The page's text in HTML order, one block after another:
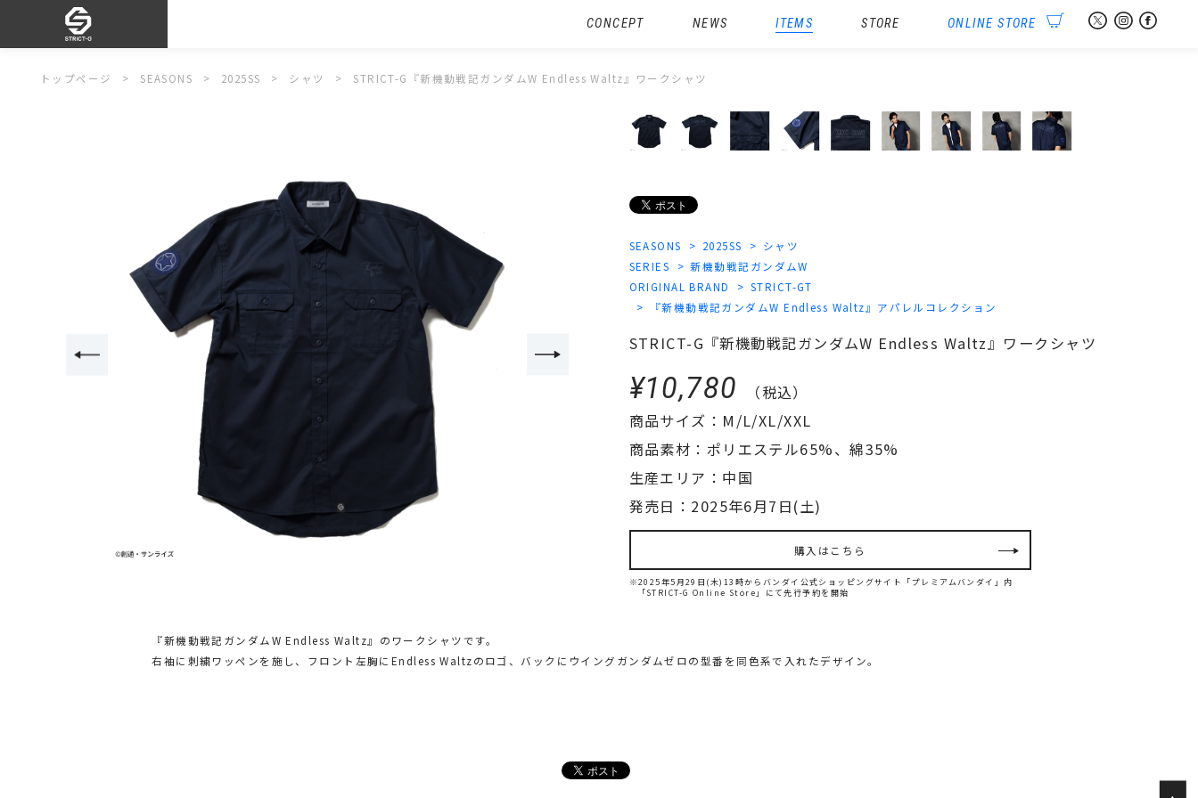
ITEMS
CONCEPT NEWS STORE ONLINE STORE
トップページ SEASONS 2025SS シャツ STRICT-G『新機動戦記ガンダムW Endless Waltz』ワークシャツ
SEASONS 2025SS
シャツ
SERIES
新機動戦記ガンダムW
ORIGINAL BRAND
STRICT-GT
『新機動戦記ガンダムW Endless Waltz』アパレルコレクション
STRICT-G『新機動戦記ガンダムW Endless Waltz』ワークシャツ
¥10,780
（税込）
商品サイズ：M/L/XL/XXL
商品素材：ポリエステル65%、綿35%
生産エリア：中国
発売日：2025年6月7日(土)
購入はこちら
※2025年5月29日(木)13時からバンダイ公式ショッピングサイト「プレミアムバンダイ」内
「STRICT-G Online Store」にて先行予約を開始
『新機動戦記ガンダムW Endless Waltz』のワークシャツです。
右袖に刺繍ワッペンを施し、フロント左胸にEndless Waltzのロゴ、バックにウイングガンダムゼロの型番を同色系で入れたデザイン。